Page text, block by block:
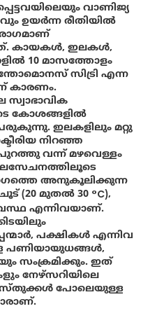
വാണിജ്യ
ഉയര്‍ന്ന രീതിയില്‍
കായകള്‍, ഇലകള്‍,
10 മാസത്തോളം
സിട്രി എന്ന
കാരണം.
സ്വാഭാവിക
കോശങ്ങളില്‍
ഇലകളിലും മറ്റു
നിറഞ്ഞ
വന്ന് മഴവെള്ളം
അനുകൂലിക്കുന്ന
(20 മുതല്‍ 30 °C),
എന്നിവയാണ്.
പക്ഷികള്‍ എന്നിവ
സംക്രമിക്കും. ഇത്
നേഴ്സറിയിലെ
വസ്തുക്കള്‍ പോലെയുള്ള